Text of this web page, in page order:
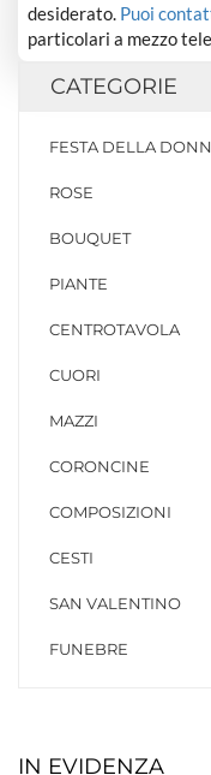
desiderato. Puoi
particolari a mezzo
CATEGORIE
FESTA DELLA
ROSE
BOUQUET
PIANTE
CENTROTAVOLA
CUORI
MAZZI
CORONCINE
COMPOSIZIONI
CESTI
SAN VALENTINO
FUNEBRE
IN EVIDENZA